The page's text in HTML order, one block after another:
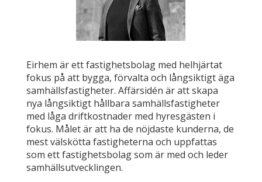
Eirhem är ett fastighetsbolag med helhjärtat
fokus på att bygga, förvalta och långsiktigt äga
samhällsfastigheter. Affärsidén är att skapa
nya långsiktigt hållbara samhällsfastigheter
med låga driftkostnader med hyresgästen i
fokus. Målet är att ha de nöjdaste kunderna, de
mest välskötta fastigheterna och uppfattas
som ett fastighetsbolag som är med och leder
samhällsutvecklingen.